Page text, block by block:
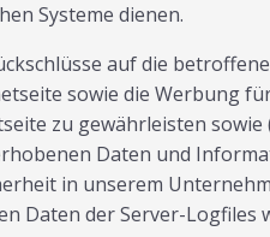
Systeme dienen.
auf die
sowie die Werbung
zu gewährleisten
Daten und
in unserem
Daten der Server-